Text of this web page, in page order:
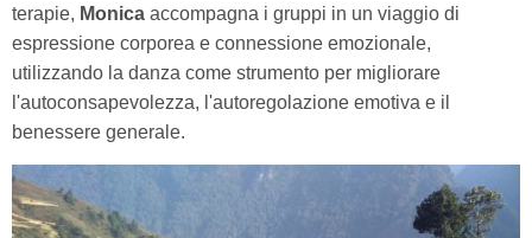
terapie, Monica accompagna i gruppi in un viaggio di
espressione corporea e connessione emozionale,
utilizzando la danza come strumento per migliorare
l'autoconsapevolezza, l'autoregolazione emotiva e il
benessere generale.